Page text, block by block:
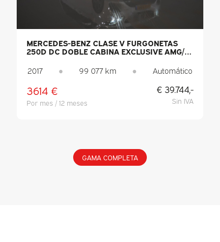
MERCEDES-BENZ CLASE V FURGONETAS
250D DC DOBLE CABINA EXCLUSIVE AMG/
COMPARTIMENTO REFRIGERACION/
ADAPT.CRUISE/ CAMARA 360/ BURMESTER/
2017 ● 99 077 km ● Automático
3614 €
Por mes / 12 meses
€ 39.744,-
Sin IVA
GAMA COMPLETA